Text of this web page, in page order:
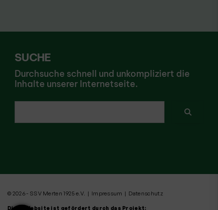
SUCHE
Durchsuche schnell und unkompliziert die
Inhalte unserer Internetseite.
© 2026 - SSV Merten 1925 e.V. | Impressum | Datenschutz
Diese Website ist gefördert durch das Projekt: